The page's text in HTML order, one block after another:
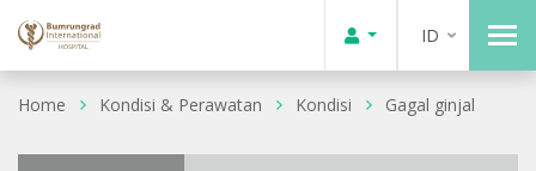
ID
Home Kondisi & Perawatan Kondisi Gagal ginjal